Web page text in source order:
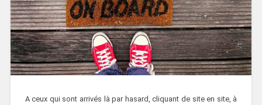
A ceux qui sont arrivés là par hasard, cliquant de site en site, à